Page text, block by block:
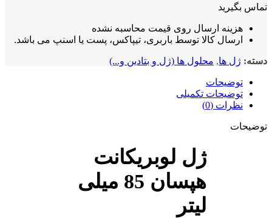
بگیرید
هزینه ارسال روی قیمت محاسبه نشده
ارسال کالا توسط باربری، تیپاکس، پست یا اسنپ می باشد.
ژل ها محلول ها (ژل و بتادین و...)
توضیحات
توضیحات تکمیلی
نظرات (0)
ژل لوبریکانت
هپسان 85 میلی
لیتر